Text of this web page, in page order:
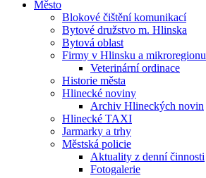
Město
Blokové čištění komunikací
Bytové družstvo m. Hlinska
Bytová oblast
Firmy v Hlinsku a mikroregionu
Veterinární ordinace
Historie města
Hlinecké noviny
Archiv Hlineckých novin
Hlinecké TAXI
Jarmarky a trhy
Městská policie
Aktuality z denní činnosti
Fotogalerie